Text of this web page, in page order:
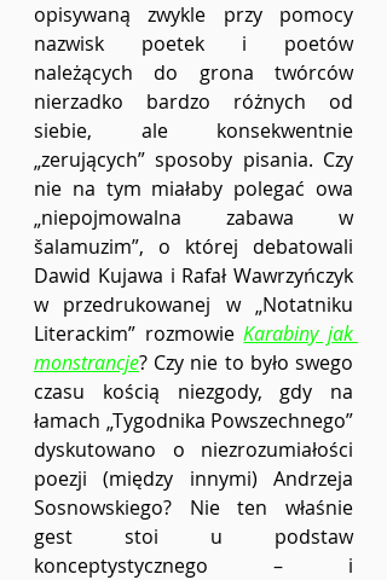
opisywaną zwykle przy pomocy
nazwisk poetek i poetów
należących do grona twórców
nierzadko bardzo różnych od
siebie, ale konsekwentnie
„zerujących” sposoby pisania. Czy
nie na tym miałaby polegać owa
„niepojmowalna zabawa w
šalamuzim”, o której debatowali
Dawid Kujawa i Rafał Wawrzyńczyk
w przedrukowanej w „Notatniku
Literackim” rozmowie Karabiny jak
monstrancje? Czy nie to było swego
czasu kością niezgody, gdy na
łamach „Tygodnika Powszechnego”
dyskutowano o niezrozumiałości
poezji (między innymi) Andrzeja
Sosnowskiego? Nie ten właśnie
gest stoi u podstaw
konceptystycznego – i